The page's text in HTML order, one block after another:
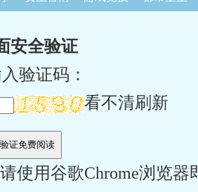
安全验证
验证码：
看不清刷新
使用谷歌Chrome浏览器